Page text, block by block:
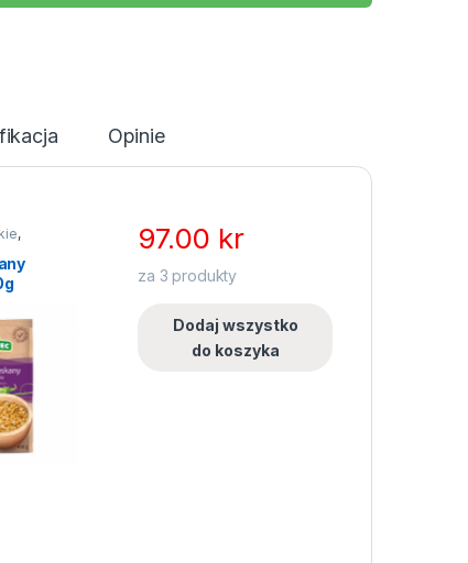
Opinie
,
i
97.00 kr
za 3 produkty
Dodaj wszystko
do koszyka